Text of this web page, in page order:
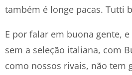
também é longe pacas. Tutti
E por falar em buona gente,
sem a seleção italiana, com
como nossos rivais, não tem